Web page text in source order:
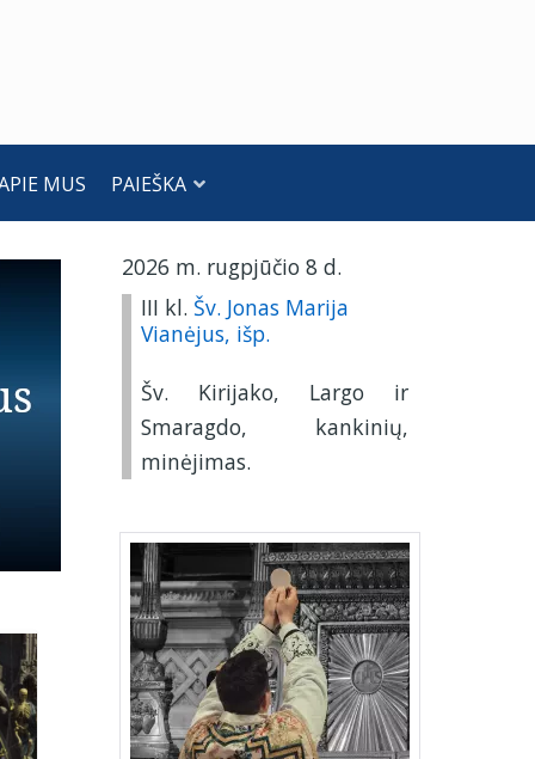
MUS PAIEŠKA
2026 m. rugpjūčio 8 d.
III kl. Šv. Jonas Marija
Vianėjus, išp.
Šv. Kirijako, Largo ir
Smaragdo, kankinių,
minėjimas.